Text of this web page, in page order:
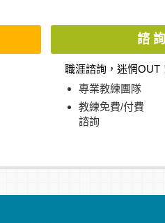
諮詢
職涯諮詢，迷惘OUT
專業教練團隊
教練免費/付費
諮詢